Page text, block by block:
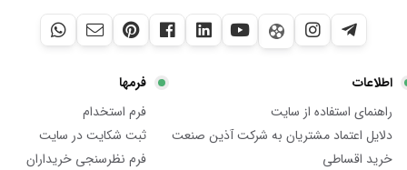
اطلاعات
راهنمای استفاده از سایت
دلایل اعتماد مشتریان به شرکت آذین صنعت
خرید اقساطی
فرمها
فرم استخدام
ثبت شکایت در سایت
فرم نظرسنجی خریداران